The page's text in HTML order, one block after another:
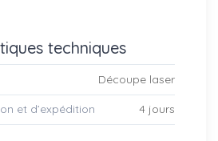
techniques
Découpe laser
et d’expédition 4 jours